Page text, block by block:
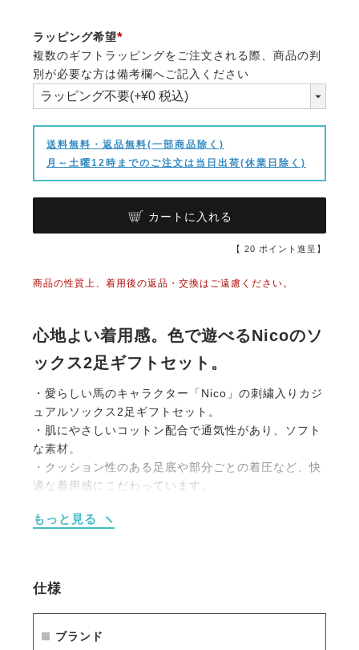
ラッピング希望
(必
須)
複数のギフトラッピングをご注文される際、商品の判
別が必要な方は備考欄へご記入ください
送料無料・返品無料(一部商品除く)
月～土曜12時までのご注文は当日出荷(休業日除く)
カートに入れる
【 20 ポイント進呈】
商品の性質上、着用後の返品・交換はご遠慮ください。
心地よい着用感。色で遊べるNicoのソ
ックス2足ギフトセット。
・愛らしい馬のキャラクター「Nico」の刺繍入りカジ
ュアルソックス2足ギフトセット。
・肌にやさしいコットン配合で通気性があり、ソフト
な素材。
・クッション性のある足底や部分ごとの着圧など、快
適な着用感にこだわっています。
ョン。
【Nico／ニコ】
かわいい馬の姿に見た人みんながニコっと笑顔になれ
もっと見る
仕様
ブランド